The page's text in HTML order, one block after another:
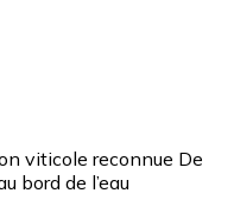
viticole reconnue De
bord de l’eau